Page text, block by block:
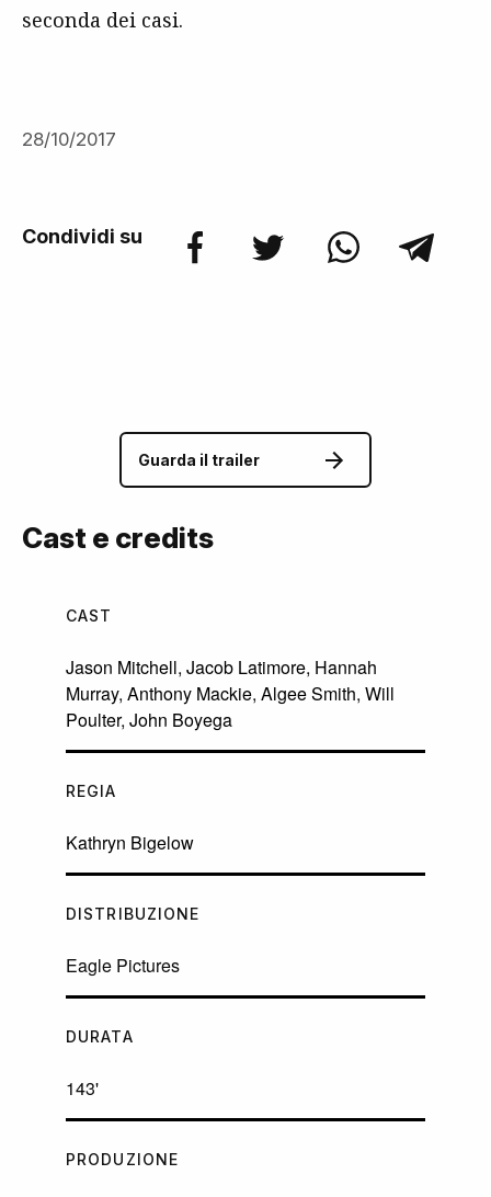
seconda dei casi.
28/10/2017
Condividi su
Guarda il trailer
Cast e credits
CAST
Jason Mitchell, Jacob Latimore, Hannah
Murray, Anthony Mackie, Algee Smith, Will
Poulter, John Boyega
REGIA
Kathryn Bigelow
DISTRIBUZIONE
Eagle Pictures
DURATA
143'
PRODUZIONE